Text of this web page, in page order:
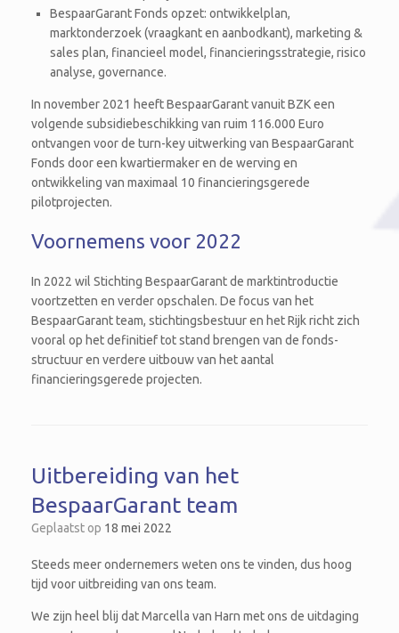
BespaarGarant Fonds opzet: ontwikkelplan,
marktonderzoek (vraagkant en aanbodkant), marketing &
sales plan, financieel model, financieringsstrategie, risico
analyse, governance.
In november 2021 heeft BespaarGarant vanuit BZK een
volgende subsidiebeschikking van ruim 116.000 Euro
ontvangen voor de turn-key uitwerking van BespaarGarant
Fonds door een kwartiermaker en de werving en
ontwikkeling van maximaal 10 financieringsgerede
pilotprojecten.
Voornemens voor 2022
In 2022 wil Stichting BespaarGarant de marktintroductie
voortzetten en verder opschalen. De focus van het
BespaarGarant team, stichtingsbestuur en het Rijk richt zich
vooral op het definitief tot stand brengen van de fonds-
structuur en verdere uitbouw van het aantal
financieringsgerede projecten.
Uitbereiding van het
BespaarGarant team
Geplaatst op 18 mei 2022
Steeds meer ondernemers weten ons te vinden, dus hoog
tijd voor uitbreiding van ons team.
We zijn heel blij dat Marcella van Harn met ons de uitdaging